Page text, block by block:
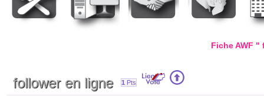
Fiche AWF
follower en ligne 1 Pts